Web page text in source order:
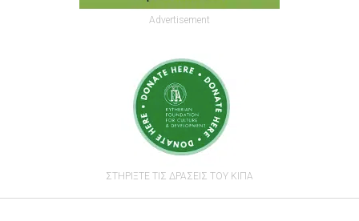
Advertisement
ΣΤΗΡΙΞΤΕ ΤΙΣ ΔΡΑΣΕΙΣ ΤΟΥ ΚΙΠΑ